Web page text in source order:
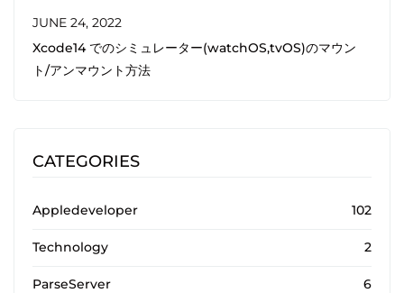
JUNE 24, 2022
Xcode14 でのシミュレーター(watchOS,tvOS)のマウン
ト/アンマウント方法
CATEGORIES
Appledeveloper 102
Technology 2
ParseServer 6